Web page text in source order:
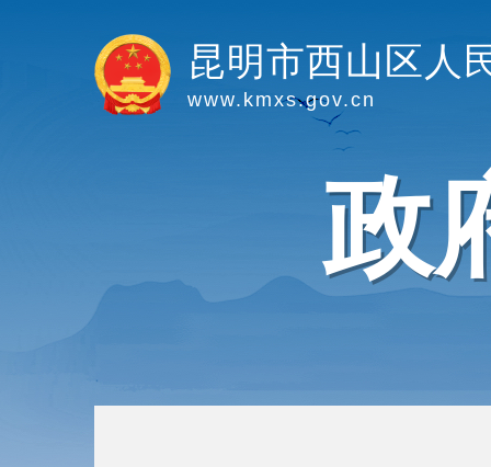
昆明市西山区人
www.kmxs.gov.cn
政